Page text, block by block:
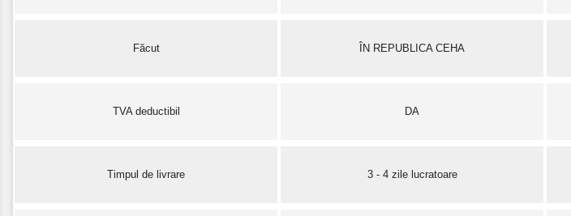
Făcut ÎN REPUBLICA CEHA
TVA deductibil DA
Timpul de livrare 3 - 4 zile lucratoare